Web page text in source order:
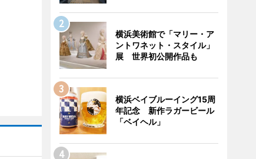
横浜美術館で「マリー・ア
ントワネット・スタイル」
展 世界初公開作品も
横浜ベイブルーイング15周
年記念 新作ラガービール
「ベイヘル」